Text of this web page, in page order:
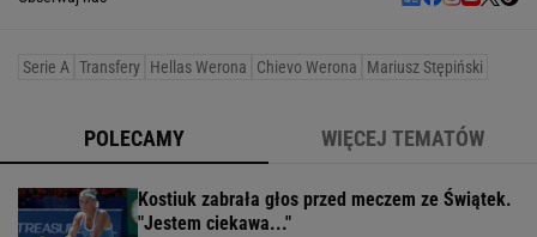
Serie A Transfery Hellas Werona Chievo Werona Mariusz Stępiński
POLECAMY WIĘCEJ TEMATÓW
Kostiuk zabrała głos przed meczem ze Świątek.
"Jestem ciekawa..."